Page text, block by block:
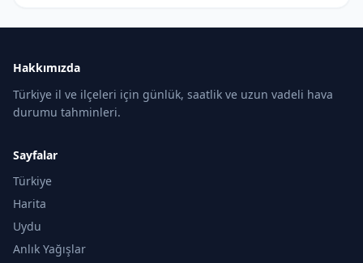
Hakkımızda
Türkiye il ve ilçeleri için günlük, saatlik ve uzun vadeli hava
durumu tahminleri.
Sayfalar
Türkiye
Harita
Uydu
Anlık Yağışlar